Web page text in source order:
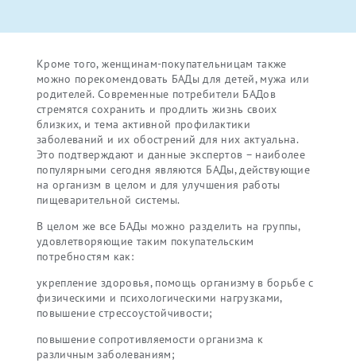
Кроме того, женщинам-покупательницам также
можно порекомендовать БАДы для детей, мужа или
родителей. Современные потребители БАДов
стремятся сохранить и продлить жизнь своих
близких, и тема активной профилактики
заболеваний и их обострений для них актуальна.
Это подтверждают и данные экспертов – наиболее
популярными сегодня являются БАДы, действующие
на организм в целом и для улучшения работы
пищеварительной системы.
В целом же все БАДы можно разделить на группы,
удовлетворяющие таким покупательским
потребностям как:
укрепление здоровья, помощь организму в борьбе с
физическими и психологическими нагрузками,
повышение стресcоустойчивости;
повышение сопротивляемости организма к
различным заболеваниям;